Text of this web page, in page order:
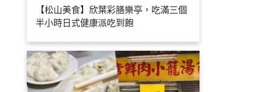
【松山美食】欣葉彩膳樂亭，吃滿三個
半小時日式健康派吃到飽